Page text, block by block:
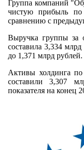
Группа компаний
чистую прибыль
сравнению с
Выручка группы за
составила 3,334
до 1,371 млрд рублей.
Активы холдинга
составили 3,307
показателя на конец